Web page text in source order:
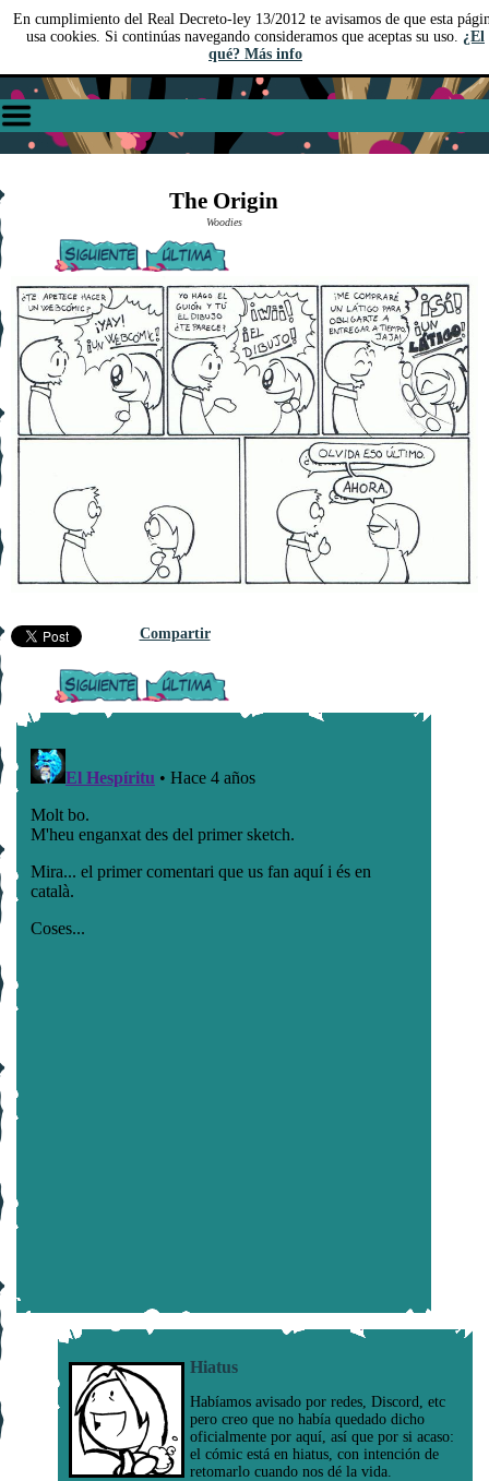
En cumplimiento del Real Decreto-ley 13/2012 te avisamos de que esta
usa cookies. Si continúas navegando consideramos que aceptas su uso. ¿El
qué? Más info
The Origin
Woodies
Compartir
Hiatus
Habíamos avisado por redes, Discord, etc
pero creo que no había quedado dicho
oficialmente por aquí, así que por si acaso:
el cómic está en hiatus, con intención de
retomarlo cuando nos dé la vida.